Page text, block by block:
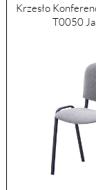
Krzesło
T0050